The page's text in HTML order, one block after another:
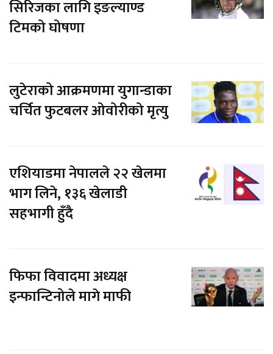
सिरिजका लागि इङल्याण्ड
टिमको घोषणा
लुटेराको आक्रमणमा युगान्डाका
चर्चित फुटबलर ओवोरीको मृत्यु
एशियाडमा नेपालले २२ खेलमा
भाग लिने, १३६ खेलाडी
सहभागी हुँदै
फिफा विवादमा अध्यक्ष
इन्फान्टिनोले मागे माफी